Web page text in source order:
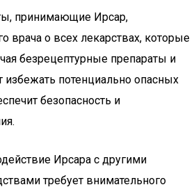
принимающие Ирсар,
врача о всех лекарствах, которые
безрецептурные препараты и
потенциально опасных
безопасность и
Ирсара с другими
требует внимательного